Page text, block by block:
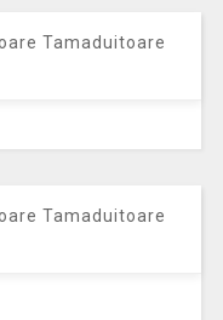
Tamaduitoare
Tamaduitoare